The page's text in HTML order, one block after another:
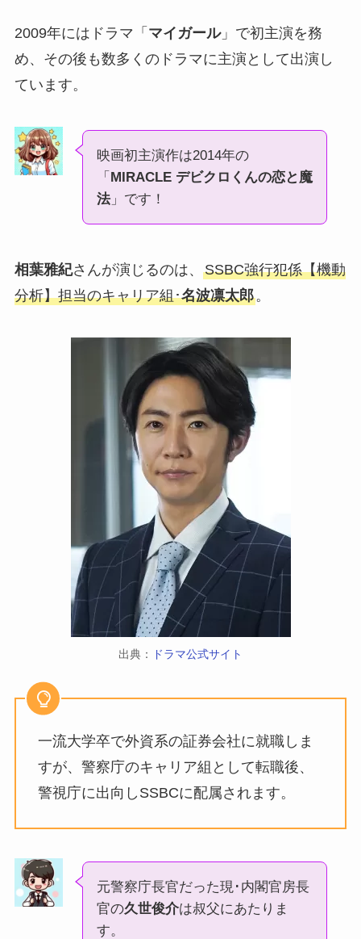
2009年にはドラマ「 マイガール」で初主演を務
め、その後も数多くのドラマに主演として出演し
ています。
映画初主演作は2014年の
「 MIRACLE デビクロくんの恋と魔
法」です！
相葉雅紀さんが演じるのは、 SSBC強行犯係【機動
分析】担当のキャリア組･名波凛太郎。
出典： ドラマ公式サイト
一流大学卒で外資系の証券会社に就職しま
すが、警察庁のキャリア組として転職後、
警視庁に出向しSSBCに配属されます。
元警察庁長官だった現･内閣官房長
官の久世俊介は叔父にあたりま
す。